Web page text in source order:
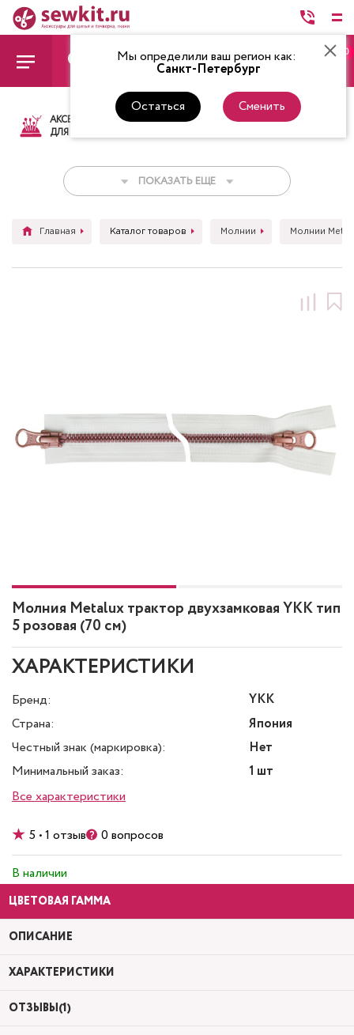
Мы определили ваш регион как:
Санкт-Петербург
Остаться Сменить
0
АКСЕССУАРЫ
ДЛЯ ШИТЬЯ
ТКАНИ НИТКИ
ПОКАЗАТЬ ЕЩЕ
Главная Каталог товаров Молнии Молнии
Молния Metalux трактор двухзамковая YKK тип
5 розовая (70 см)
ХАРАКТЕРИСТИКИ
Бренд:
YKK
Страна:
Япония
Честный знак (маркировка):
Нет
Минимальный заказ:
1 шт
Все характеристики
5 • 1 отзыв 0 вопросов
В наличии
ЦВЕТОВАЯ ГАММА
ОПИСАНИЕ
ХАРАКТЕРИСТИКИ
ОТЗЫВЫ(1)